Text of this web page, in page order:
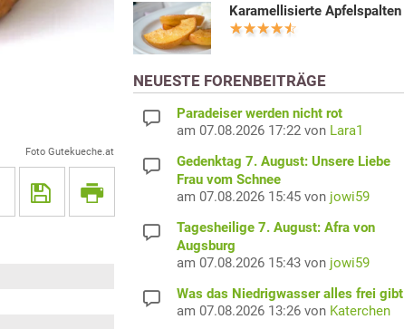
Foto Gutekueche.at
Karamellisierte Apfelspalten
NEUESTE FORENBEITRÄGE
Paradeiser werden nicht rot
am 07.08.2026 17:22 von Lara1
Gedenktag 7. August: Unsere Liebe
Frau vom Schnee
am 07.08.2026 15:45 von jowi59
Tagesheilige 7. August: Afra von
Augsburg
am 07.08.2026 15:43 von jowi59
Was das Niedrigwasser alles frei gibt
am 07.08.2026 13:26 von Katerchen